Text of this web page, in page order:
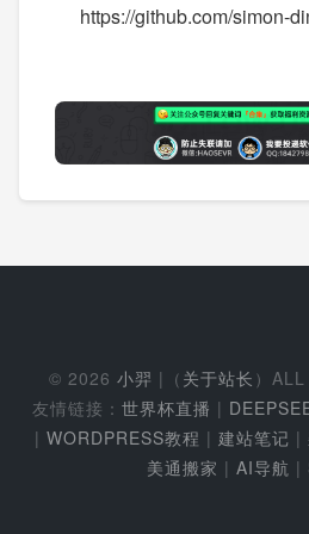
https://github.com/simon-
© 2026 小羿 |（ 关于站长 ）
友情链接： 世界杯直播 |
| WORDPRESS教程 | 建站笔记 |
美通搬家 | AI导航 |